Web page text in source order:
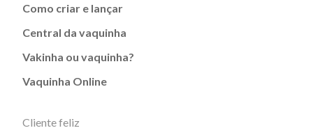
Como criar e lançar
Central da vaquinha
Vakinha ou vaquinha?
Vaquinha Online
Cliente feliz